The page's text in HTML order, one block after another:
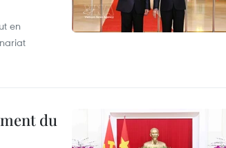
en
du